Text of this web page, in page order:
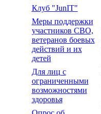
Клуб "JunIT"
Меры поддержки
участников СВО,
ветеранов боевых
действий и их
детей
Для лиц с
ограниченными
возможностями
здоровья